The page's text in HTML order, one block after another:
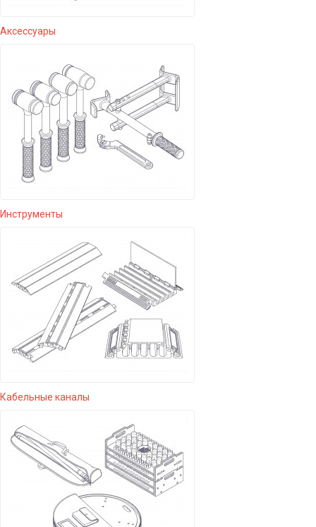
Аксессуары
Инструменты
Кабельные каналы